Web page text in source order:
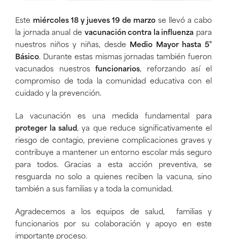
Este miércoles 18 y jueves 19 de marzo se llevó a cabo
la jornada anual de vacunación contra la influenza para
nuestros niños y niñas, desde
Medio Mayor hasta 5°
Básico. Durante estas mismas jornadas también fueron
vacunados nuestrosfuncionarios, reforzando así el
compromiso de toda la comunidad educativa con el
cuidado y la prevención.
La vacunación es una medida fundamental para
proteger la salud, ya que reduce significativamente el
riesgo de contagio, previene complicaciones graves y
contribuye a mantener un entorno escolar más seguro
para todos. Gracias a esta acción preventiva, se
resguarda no solo a quienes reciben la vacuna, sino
también a sus familias y a toda la comunidad.
Agradecemos a los equipos de salud, familias y
funcionarios por su colaboración y apoyo en este
importante proceso.